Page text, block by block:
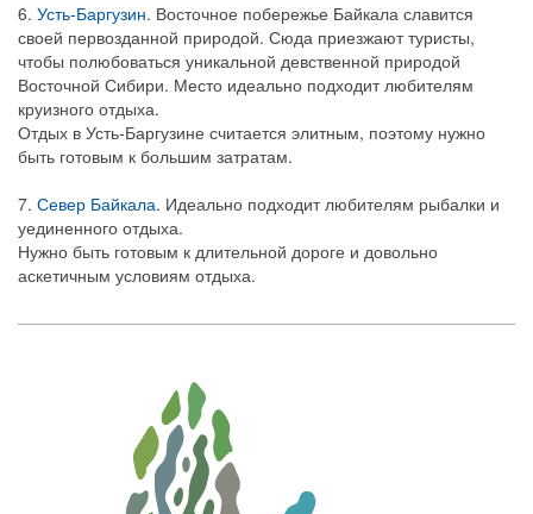
6. Усть-Баргузин. Восточное побережье Байкала славится
своей первозданной природой. Сюда приезжают туристы,
чтобы полюбоваться уникальной девственной природой
Восточной Сибири. Место идеально подходит любителям
круизного отдыха.
Отдых в Усть-Баргузине считается элитным, поэтому нужно
быть готовым к большим затратам.
7. Север Байкала. Идеально подходит любителям рыбалки и
уединенного отдыха.
Нужно быть готовым к длительной дороге и довольно
аскетичным условиям отдыха.